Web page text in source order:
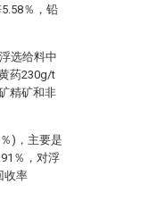
％，铅
选给料中
药230g/t
精矿和非
)，主要是
％，对浮
收率